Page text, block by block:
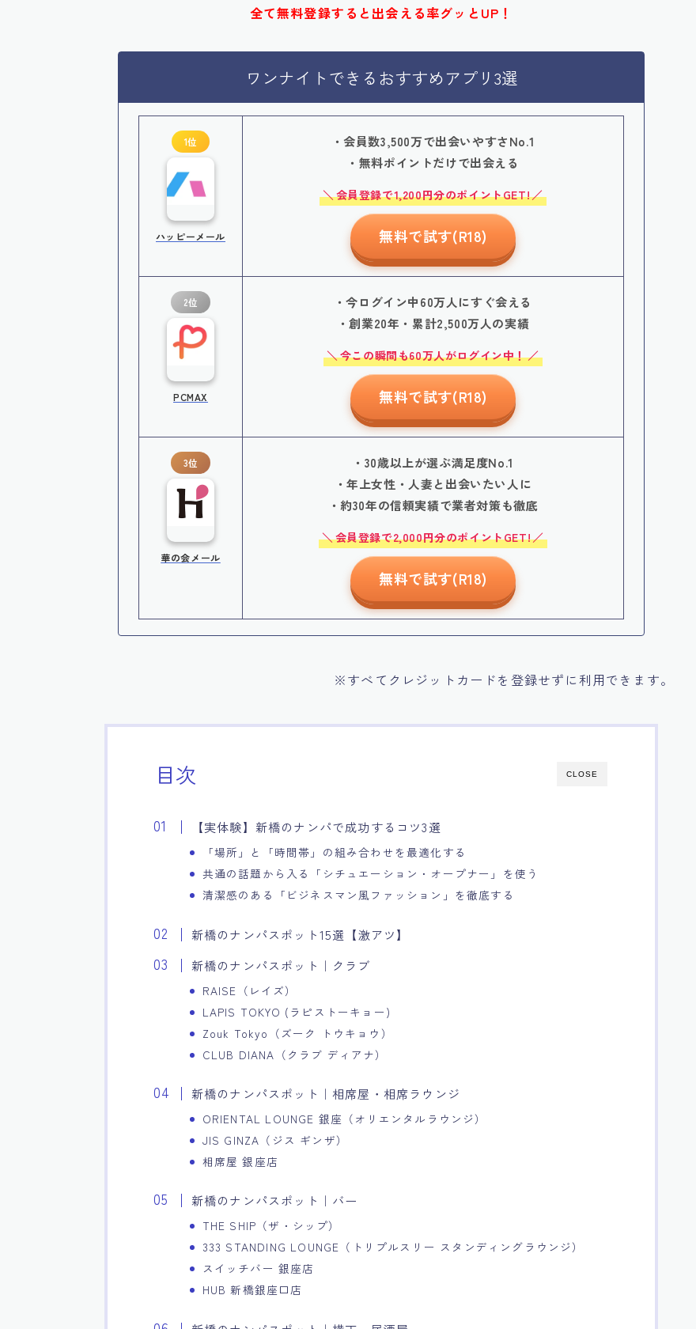
全て無料登録すると出会える率グッとUP！
ワンナイトできるおすすめアプリ3選
1位
ハッピーメール
・会員数3,500万で出会いやすさNo.1
・無料ポイントだけで出会える
会員登録で1,200円分のポイントGET!
無料で試す(R18)
2位
PCMAX
・今ログイン中60万人にすぐ会える
・創業20年・累計2,500万人の実績
今この瞬間も60万人がログイン中！
無料で試す(R18)
3位
華の会メール
・30歳以上が選ぶ満足度No.1
・年上女性・人妻と出会いたい人に
・約30年の信頼実績で業者対策も徹底
会員登録で2,000円分のポイントGET!
無料で試す(R18)
※すべてクレジットカードを登録せずに利用できます。
CLOSE
目次
【実体験】新橋のナンパで成功するコツ3選
「場所」と「時間帯」の組み合わせを最適化する
共通の話題から入る「シチュエーション・オープナー」を使う
清潔感のある「ビジネスマン風ファッション」を徹底する
新橋のナンパスポット15選【激アツ】
新橋のナンパスポット｜クラブ
RAISE（レイズ）
LAPIS TOKYO (ラピストーキョー)
Zouk Tokyo（ズーク トウキョウ）
CLUB DIANA（クラブ ディアナ）
新橋のナンパスポット｜相席屋・相席ラウンジ
ORIENTAL LOUNGE 銀座（オリエンタルラウンジ）
JIS GINZA（ジス ギンザ）
相席屋 銀座店
新橋のナンパスポット｜バー
THE SHIP（ザ・シップ）
333 STANDING LOUNGE（トリプルスリー スタンディングラウンジ）
スイッチバー 銀座店
HUB 新橋銀座口店